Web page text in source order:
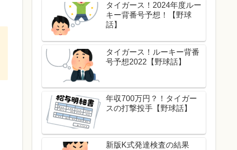
タイガース！2024年度ルー
キー背番号予想！【野球
話】
タイガース！ルーキー背番
号予想2022【野球話】
年収700万円？！タイガー
スの打撃投手【野球話】
新版K式発達検査の結果